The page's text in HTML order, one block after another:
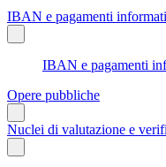
IBAN e pagamenti
IBAN e pagamenti
Opere pubbliche
Nuclei di valutazione e